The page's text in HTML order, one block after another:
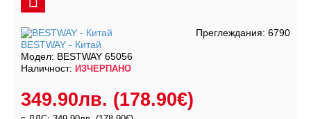
Преглеждания: 6790
BESTWAY - Китай
Модел: BESTWAY 65056
Наличност: ИЗЧЕРПАНО
349.90лв. (178.90€)